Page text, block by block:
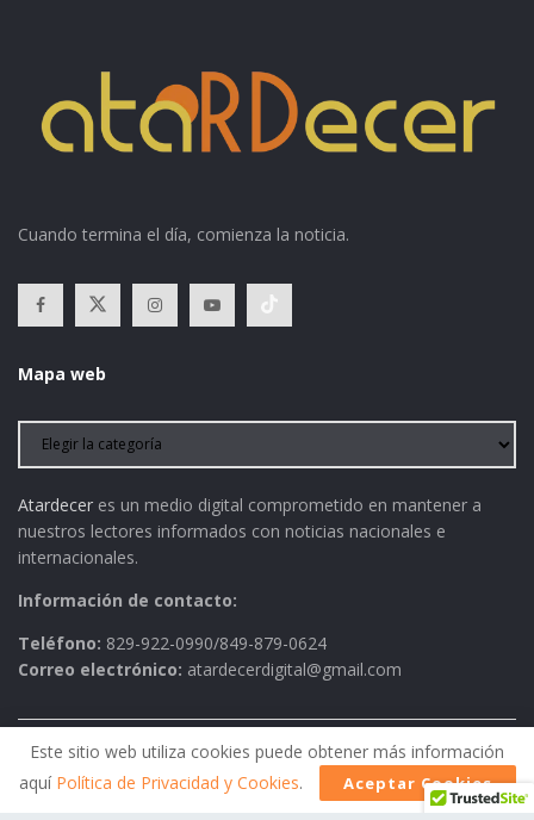
Cuando termina el día, comienza la noticia.
Mapa web
Atardecer es un medio digital comprometido en mantener a
nuestros lectores informados con noticias nacionales e
internacionales.
Información de contacto:
Teléfono: 829-922-0990/849-879-0624
Correo electrónico: atardecerdigital@gmail.com
Política de Privacidad AVISO LEGAL
Contactos
Historia
Este sitio web utiliza cookies puede obtener más información
aquí Política de Privacidad y Cookies. Aceptar Cookies